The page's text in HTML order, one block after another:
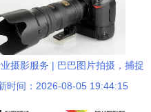
摄影服务 | 巴巴图片拍摄，捕捉
室内外精彩瞬间
时间：2026-08-05 19:44:15